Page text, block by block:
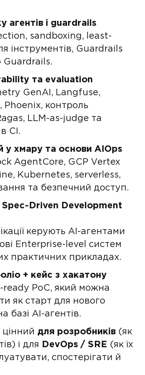
агентів і guardrails
sandboxing, least-
інструментів, Guardrails
Guardrails.
та evaluation
GenAI, Langfuse,
Phoenix, контроль
LLM-as-judge та
CI.
у хмару та основи AIOps
AgentCore, GCP Vertex
Kubernetes, serverless,
та безпечний доступ.
Spec-Driven Development
керують AI-агентами
Enterprise-level систем
практичних прикладах.
+ кейс з хакатону
ready PoC, який можна
як старт для нового
базі AI-агентів.
цінний для розробників (як
і для
DevOps / SRE (як їх
спостерігати й